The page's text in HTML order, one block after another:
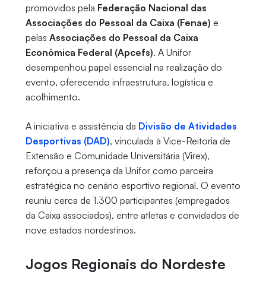
promovidos pela Federação Nacional das
Associações do Pessoal da Caixa (Fenae) e
pelas Associações do Pessoal da Caixa
Econômica Federal (Apcefs). A Unifor
desempenhou papel essencial na realização do
evento, oferecendo infraestrutura, logística e
acolhimento.
A iniciativa e assistência da Divisão de Atividades
Desportivas (DAD), vinculada à Vice-Reitoria de
Extensão e Comunidade Universitária (Virex),
reforçou a presença da Unifor como parceira
estratégica no cenário esportivo regional. O evento
reuniu cerca de 1.300 participantes (empregados
da Caixa associados), entre atletas e convidados de
nove estados nordestinos.
Jogos Regionais do Nordeste